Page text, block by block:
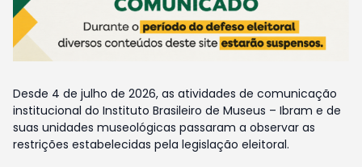
Desde 4 de julho de 2026, as atividades de comunicação
institucional do Instituto Brasileiro de Museus – Ibram e de
suas unidades museológicas passaram a observar as
restrições estabelecidas pela legislação eleitoral.